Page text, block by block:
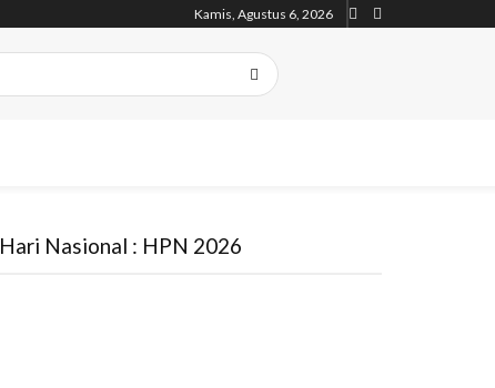
Kamis, Agustus 6, 2026
Hari Nasional : HPN 2026